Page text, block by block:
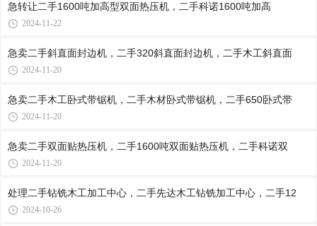
急转让二手1600吨加高型双面热压机，二手科诺1600吨加高
2024-11-22
急卖二手斜直面封边机，二手320斜直面封边机，二手木工斜直面
2024-11-20
急卖二手木工卧式带锯机，二手木材卧式带锯机，二手650卧式带
2024-11-20
急卖二手双面贴热压机，二手1600吨双面贴热压机，二手科诺双
2024-11-20
处理二手钻铣木工加工中心，二手先达木工钻铣加工中心，二手12
2024-10-26